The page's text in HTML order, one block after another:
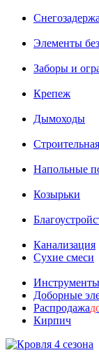
Элементы
Заборы и
Крепеж
Дымоходы
Напольные
Козырьки
Канализация
Сухие смеси
Инструменты
Доборные
Распродажа
Кирпич